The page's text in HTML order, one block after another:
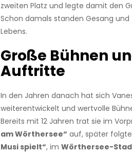
zweiten Platz und legte damit den
Schon damals standen Gesang
Lebens.
Große Bühnen
Auftritte
In den Jahren danach hat sich
weiterentwickelt und wertvolle
Bereits mit 12 Jahren trat sie im
am Wörthersee“ auf, später
Musi spielt“, im Wörthersee-